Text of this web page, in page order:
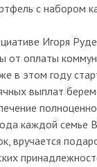
с набором
Игоря
от оплаты
в этом году
выплат
каждой семье
вручается